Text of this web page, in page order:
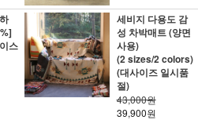
스
세비지 다용도 감
성 차박매트 (양면
사용)
(2 sizes/2 colors)
(대사이즈 일시품
절)
43,000원
39,900원